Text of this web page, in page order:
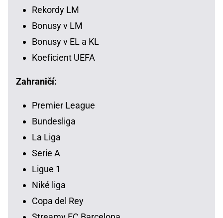
Rekordy LM
Bonusy v LM
Bonusy v EL a KL
Koeficient UEFA
Zahraničí:
Premier League
Bundesliga
La Liga
Serie A
Ligue 1
Niké liga
Copa del Rey